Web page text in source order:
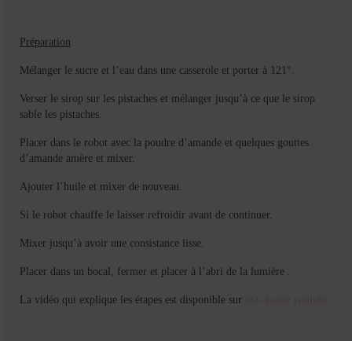
Préparation
Mélanger le sucre et l’eau dans une casserole et porter à 121°.
Verser le sirop sur les pistaches et mélanger jusqu’à ce que le sirop
sable les pistaches.
Placer dans le robot avec la poudre d’amande et quelques gouttes
d’amande amère et mixer.
Ajouter l’huile et mixer de nouveau.
Si le robot chauffe le laisser refroidir avant de continuer.
Mixer jusqu’à avoir une consistance lisse.
Placer dans un bocal, fermer et placer à l’abri de la lumière .
La vidéo qui explique les étapes est disponible sur